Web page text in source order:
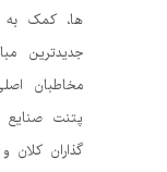
ها، کمک به
جدیدترین
مخاطبان
پتنت
گذاران